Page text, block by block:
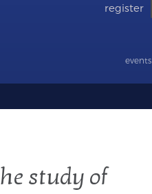
events
register
study of